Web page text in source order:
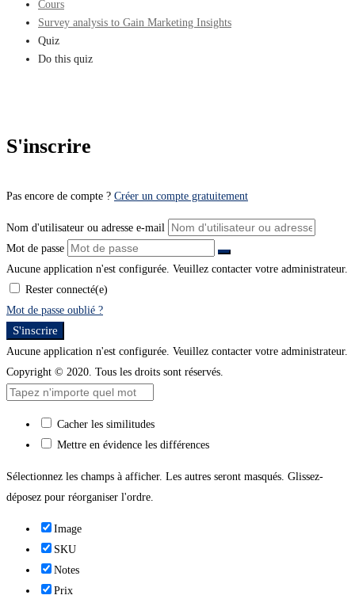
Cours
Survey analysis to Gain Marketing Insights
Quiz
Do this quiz
S'inscrire
Pas encore de compte ? Créer un compte gratuitement
Nom d'utilisateur ou adresse e-mail
Mot de passe
Aucune application n'est configurée. Veuillez contacter votre administrateur.
Rester connecté(e)
Mot de passe oublié ?
S'inscrire
Aucune application n'est configurée. Veuillez contacter votre administrateur.
Copyright © 2020. Tous les droits sont réservés.
Cacher les similitudes
Mettre en évidence les différences
Sélectionnez les champs à afficher. Les autres seront masqués. Glissez-
déposez pour réorganiser l'ordre.
Image
SKU
Notes
Prix